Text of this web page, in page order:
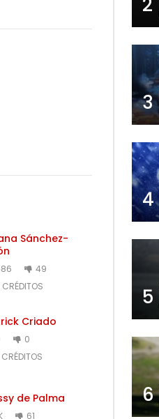
Sánchez-
49
Criado
0
de Palma
61
3
4
5
6